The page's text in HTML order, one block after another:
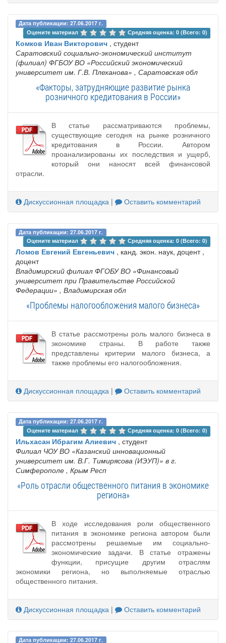
Дата публикации: 27.06.2017 г.
Оцените материал
Средняя оценка: 0 (Всего: 0)
Комков Иван Викторович , студент
Саратовский социально-экономический институт
(филиал) ФГБОУ ВО «Российский экономический
университет им. Г.В. Плеханова» , Саратовская обл
«Факторы, затрудняющие развитие рынка
розничного кредитования в России»
В статье рассматриваются проблемы,
существующие сегодня на рынке розничного
кредитования в России. Автором
проанализированы их последствия и ущерб,
который они наносят всей финансовой
отрасли.
Дискуссионная площадка | Оставить комментарий
Дата публикации: 27.06.2017 г.
Оцените материал
Средняя оценка: 0 (Всего: 0)
Ломов Евгений Евгеньевич , канд. экон. наук, доцент ,
доцент
Владимирский филиал ФГОБУ ВО «Финансовый
университет при Правительстве Российской
Федерации» , Владимирская обл
«Проблемы налогообложения малого бизнеса»
В статье рассмотрены роль малого бизнеса в
экономике страны. В работе также
представлены критерии малого бизнеса, а
также проблемы его налогообложения.
Дискуссионная площадка | Оставить комментарий
Дата публикации: 27.06.2017 г.
Оцените материал
Средняя оценка: 0 (Всего: 0)
Ильхасан Ибрагим Алиевич , студент
Филиал ЧОУ ВО «Казанский инновационный
университет им. В.Г. Тимирясова (ИЭУП)» в г.
Симферополе , Крым Респ
«Роль отрасли общественного питания в экономике
региона»
В ходе исследования роли общественного
питания в экономике региона автором были
рассмотрены решаемые им социально-
экономические задачи. В статье отражены
функции, присущие другим отраслям
экономики региона, но выполняемые отраслью
общественного питания.
Дискуссионная площадка | Оставить комментарий
Дата публикации: 27.06.2017 г.